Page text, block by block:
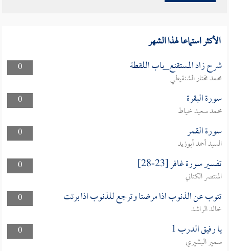
الأكثر استماعا لهذا الشهر
0 شرح زاد المستقنع_باب اللقطة
محمد مختار الشنقيطي
0
سورة البقرة
محمد سعيد خياط
0
سورة القمر
السيد أحمد أبوزيد
0
تفسير سورة غافر [23-28]
المنتصر الكتاني
0
تتوب عن الذنوب اذا مرضتا وترجع للذنوب اذا برئت
خالد الراشد
0
يا رفيق الدرب 1
سمير البشيري